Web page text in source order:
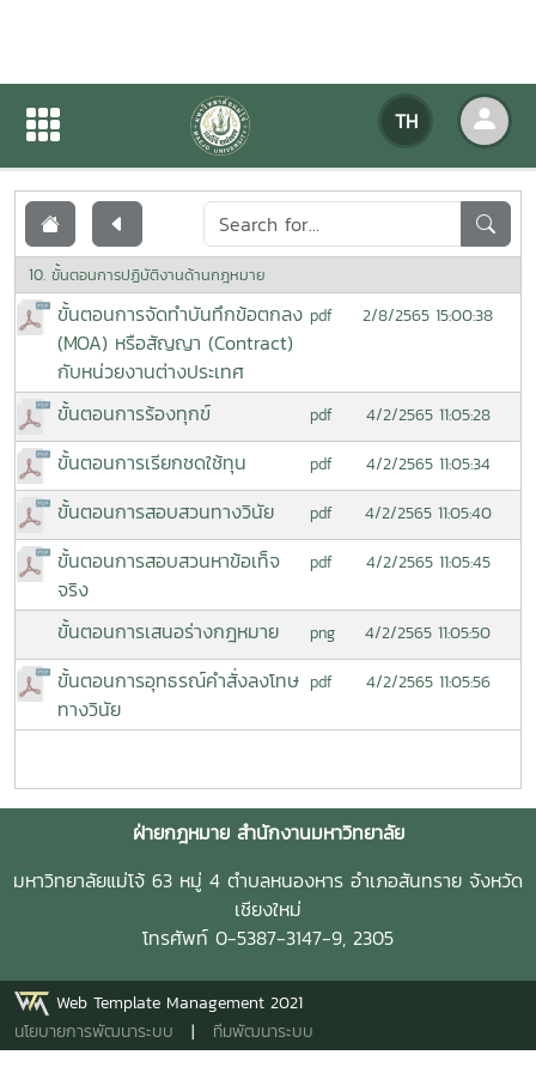
TH
เอกสารเผยแพร่
10. ขั้นตอนการปฏิบัติงานด้านกฎหมาย
ขั้นตอนการจัดทำบันทึกข้อตกลง
(MOA) หรือสัญญา (Contract)
กับหน่วยงานต่างประเทศ
pdf 2/8/2565 15:00:38
ขั้นตอนการร้องทุกข์ pdf 4/2/2565 11:05:28
ขั้นตอนการเรียกชดใช้ทุน pdf 4/2/2565 11:05:34
ขั้นตอนการสอบสวนทางวินัย pdf 4/2/2565 11:05:40
ขั้นตอนการสอบสวนหาข้อเท็จ
จริง
pdf 4/2/2565 11:05:45
ขั้นตอนการเสนอร่างกฎหมาย png 4/2/2565 11:05:50
ขั้นตอนการอุทธรณ์คำสั่งลงโทษ
ทางวินัย
pdf 4/2/2565 11:05:56
ฝ่ายกฎหมาย สำนักงานมหาวิทยาลัย
มหาวิทยาลัยแม่โจ้ 63 หมู่ 4 ตำบลหนองหาร อำเภอสันทราย จังหวัด
เชียงใหม่
โทรศัพท์ 0-5387-3147-9, 2305
Web Template Management 2021
นโยบายการพัฒนาระบบ | ทีมพัฒนาระบบ